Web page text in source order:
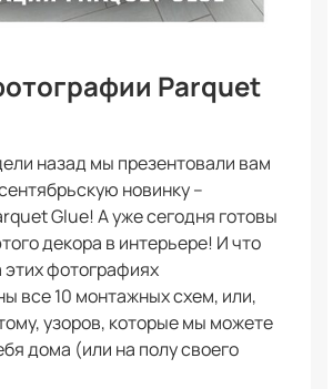
Parquet
назад мы презентовали вам
новинку –
Glue! А уже сегодня готовы
декора в интерьере! И что
фотографиях
все 10 монтажных схем, или,
узоров, которые мы можете
дома (или на полу своего